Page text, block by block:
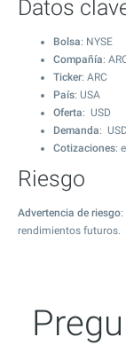
Datos
Bolsa: NYSE
Compañía:
Ticker: ARC
País: USA
Oferta: USD
Demanda: USD
Cotizaciones:
Riesgo
Advertencia de riesgo
rendimientos futuros.